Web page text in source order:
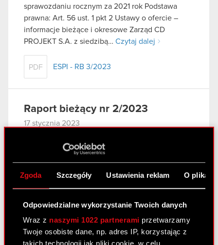
Zgoda Szczegóły Ustawienia reklam O
Odpowiedzialne wykorzystanie Twoich danych
Wraz z naszymi 1022 partnerami przetwarzamy
Twoje osobiste dane, np. adres IP, korzystając z
sprawozdaniu rocznym za 2021 rok Podstawa
prawna: Art. 56 ust. 1 pkt 2 Ustawy o ofercie –
informacje bieżące i okresowe Zarząd CD
PROJEKT S.A. z siedzibą… Czytaj dalej
PDF ESPI - RB 3/2023
Raport bieżący nr 2/2023
17 stycznia 2023
okresowych w 2023 roku Podstawa prawna: Art.
56 ust. 1 pkt 2 Ustawy o ofercie – informacje
bieżące i okresowe Zarząd CD PROJEKT S.A. z
siedzibą w Warszawie („Spółka”), zgodnie z…
PDF ESPI - RB 2/2023